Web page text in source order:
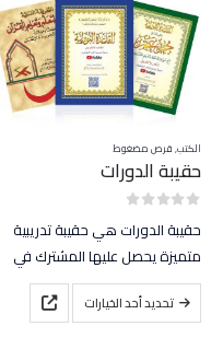
الكتب,قرص مضغوط
حقيبة الدورات
حقيبة الدورات هي حقيبة تدريبية
متميزة يحصل عليها المشترك في
دورات القاعدة النورانية، حيث يوجد
بها من المواد التعليمية القيمة جدا
تحديد أحد الخياراتهناك
العديد